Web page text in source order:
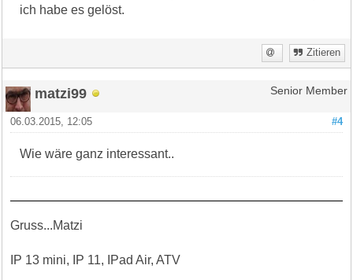
ich habe es gelöst.
Zitieren
matzi99 Senior Member
#4
06.03.2015, 12:05
Wie wäre ganz interessant..
Gruss...Matzi
IP 13 mini, IP 11, IPad Air, ATV